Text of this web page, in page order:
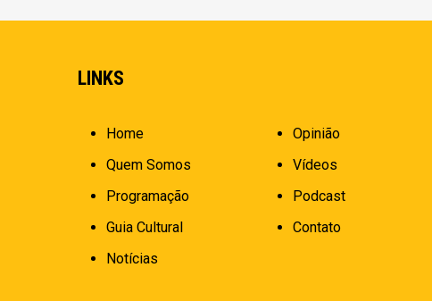
LINKS
Home
Quem Somos
Programação
Guia Cultural
Notícias
Opinião
Vídeos
Podcast
Contato